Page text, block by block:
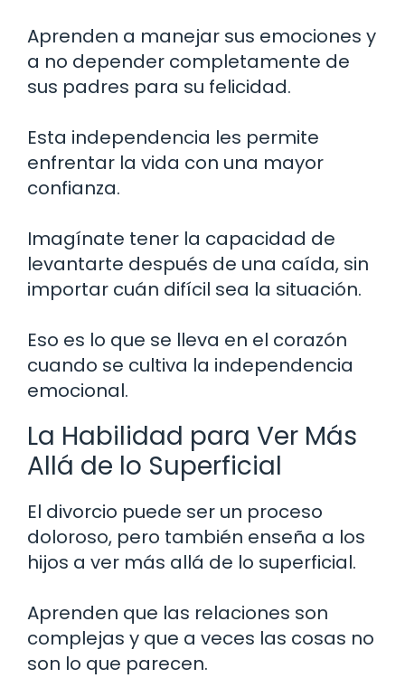
Aprenden a manejar sus emociones y
a no depender completamente de
sus padres para su felicidad.
Esta independencia les permite
enfrentar la vida con una mayor
confianza.
Imagínate tener la capacidad de
levantarte después de una caída, sin
importar cuán difícil sea la situación.
Eso es lo que se lleva en el corazón
cuando se cultiva la independencia
emocional.
La Habilidad para Ver Más
Allá de lo Superficial
El divorcio puede ser un proceso
doloroso, pero también enseña a los
hijos a ver más allá de lo superficial.
Aprenden que las relaciones son
complejas y que a veces las cosas no
son lo que parecen.